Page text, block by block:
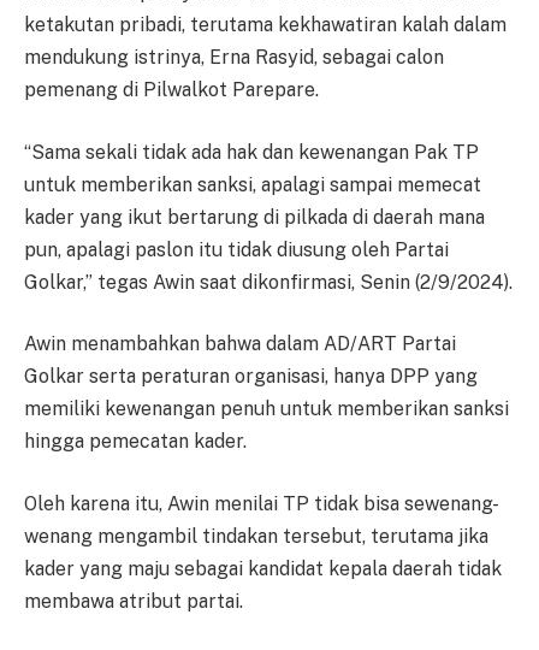
ketakutan pribadi, terutama kekhawatiran kalah dalam
mendukung istrinya, Erna Rasyid, sebagai calon
pemenang di Pilwalkot Parepare.
“Sama sekali tidak ada hak dan kewenangan Pak TP
untuk memberikan sanksi, apalagi sampai memecat
kader yang ikut bertarung di pilkada di daerah mana
pun, apalagi paslon itu tidak diusung oleh Partai
Golkar,” tegas Awin saat dikonfirmasi, Senin (2/9/2024).
Awin menambahkan bahwa dalam AD/ART Partai
Golkar serta peraturan organisasi, hanya DPP yang
memiliki kewenangan penuh untuk memberikan sanksi
hingga pemecatan kader.
Oleh karena itu, Awin menilai TP tidak bisa sewenang-
wenang mengambil tindakan tersebut, terutama jika
kader yang maju sebagai kandidat kepala daerah tidak
membawa atribut partai.